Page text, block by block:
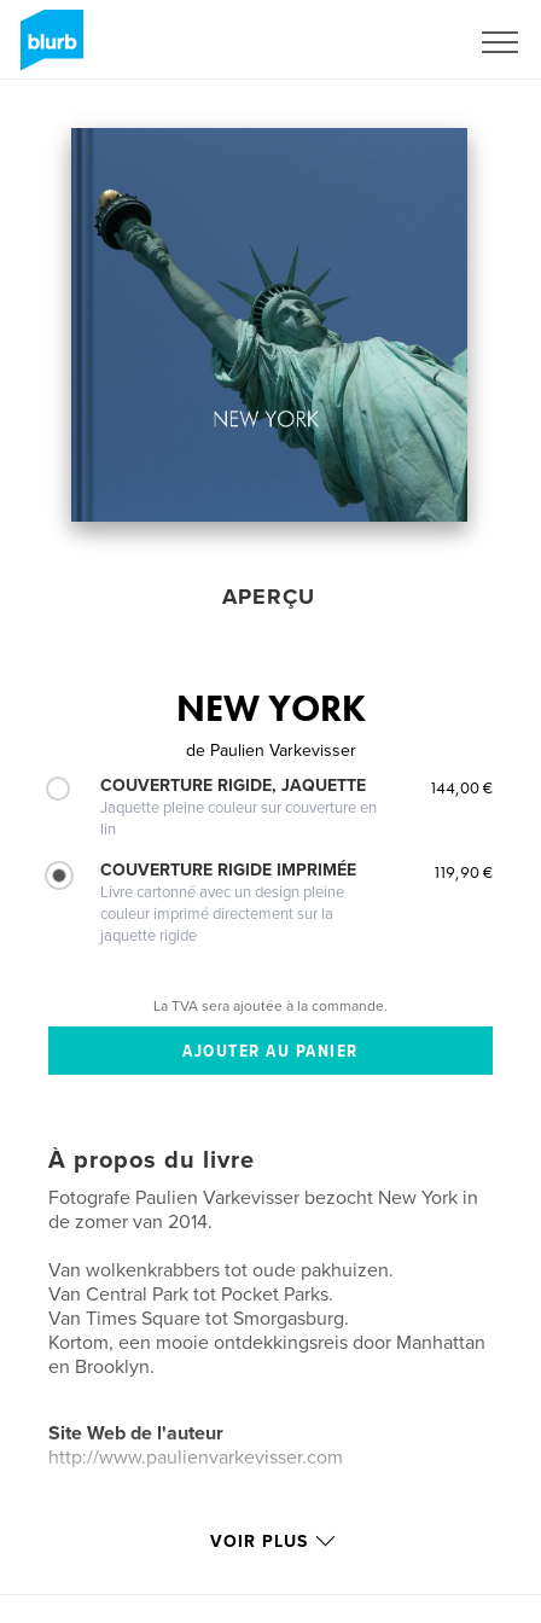
APERÇU
NEW YORK
de Paulien Varkevisser
COUVERTURE RIGIDE, JAQUETTE
Jaquette pleine couleur sur couverture en
lin
144,00 €
COUVERTURE RIGIDE IMPRIMÉE
Livre cartonné avec un design pleine
couleur imprimé directement sur la
jaquette rigide
119,90 €
La TVA sera ajoutée à la commande.
À propos du livre
Fotografe Paulien Varkevisser bezocht New York in
de zomer van 2014.
Van wolkenkrabbers tot oude pakhuizen.
Van Central Park tot Pocket Parks.
Van Times Square tot Smorgasburg.
Kortom, een mooie ontdekkingsreis door Manhattan
en Brooklyn.
Site Web de l'auteur
http://www.paulienvarkevisser.com
Caractéristiques et détails
VOIR PLUS